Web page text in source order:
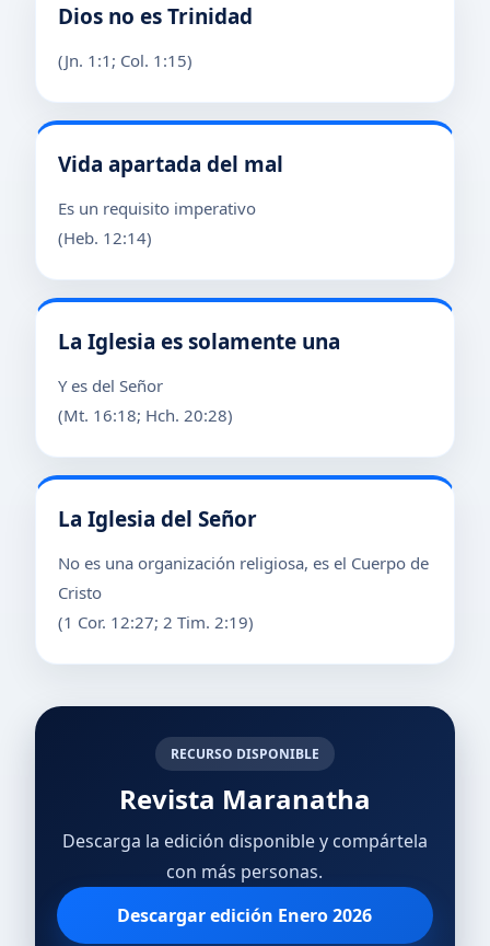
Dios no es Trinidad
(Jn. 1:1; Col. 1:15)
Vida apartada del mal
Es un requisito imperativo
(Heb. 12:14)
La Iglesia es solamente una
Y es del Señor
(Mt. 16:18; Hch. 20:28)
La Iglesia del Señor
No es una organización religiosa, es el Cuerpo de
Cristo
(1 Cor. 12:27; 2 Tim. 2:19)
RECURSO DISPONIBLE
Revista Maranatha
Descarga la edición disponible y compártela
con más personas.
Descargar edición Enero 2026